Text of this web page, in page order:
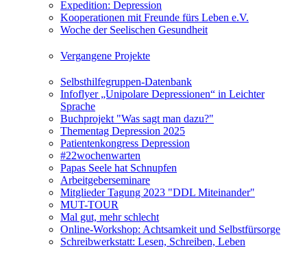
Expedition: Depression
Kooperationen mit Freunde fürs Leben e.V.
Woche der Seelischen Gesundheit
Vergangene Projekte
Selbsthilfegruppen-Datenbank
Infoflyer „Unipolare Depressionen“ in Leichter
Sprache
Buchprojekt "Was sagt man dazu?"
Thementag Depression 2025
Patientenkongress Depression
#22wochenwarten
Papas Seele hat Schnupfen
Arbeitgeberseminare
Mitglieder Tagung 2023 "DDL Miteinander"
MUT-TOUR
Mal gut, mehr schlecht
Online-Workshop: Achtsamkeit und Selbstfürsorge
Schreibwerkstatt: Lesen, Schreiben, Leben